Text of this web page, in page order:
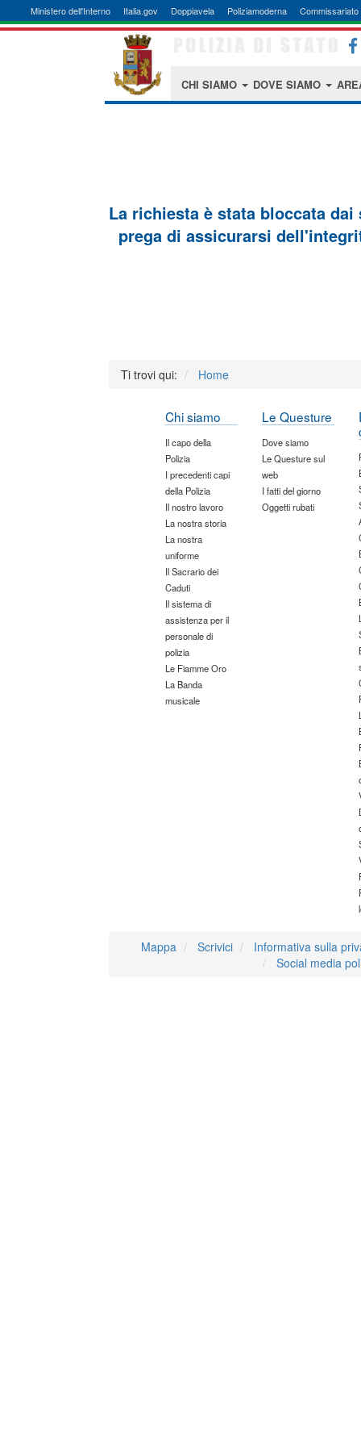
Ministero dell'Interno Italia.gov Doppiavela Poliziamoderna Commissariato
CHI SIAMO DOVE SIAMO
La richiesta è stata bloccata
prega di assicurarsi
Ti trovi qui: Home
Chi siamo
Il capo della
Polizia
I precedenti capi
della Polizia
Il nostro lavoro
La nostra storia
La nostra
uniforme
Il Sacrario dei
Caduti
Il sistema di
assistenza per il
personale di
polizia
Le Fiamme Oro
La Banda
musicale
Le Questure
Dove siamo
Le Questure sul
web
I fatti del giorno
Oggetti rubati
Mappa Scrivici
Informativa sulla
Social media